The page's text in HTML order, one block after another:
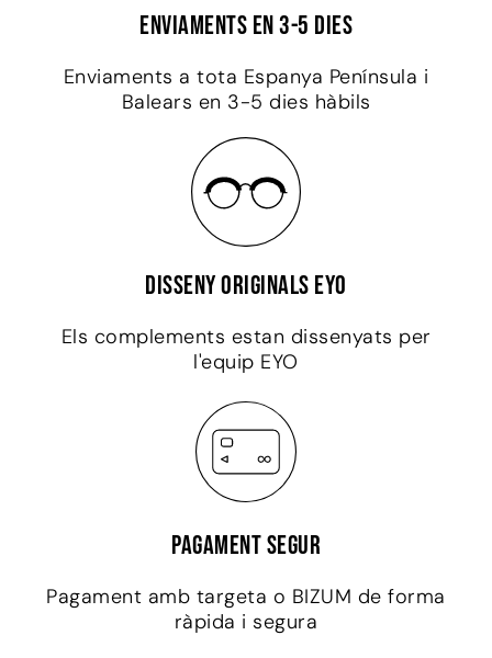
Enviaments en 3-5 dies
Enviaments a tota Espanya Península i
Balears en 3-5 dies hàbils
Disseny originals EYO
Els complements estan dissenyats per
l'equip EYO
Pagament segur
Pagament amb targeta o BIZUM de forma
ràpida i segura